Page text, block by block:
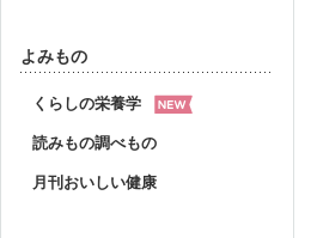
よみもの
くらしの栄養学
読みもの調べもの
月刊おいしい健康